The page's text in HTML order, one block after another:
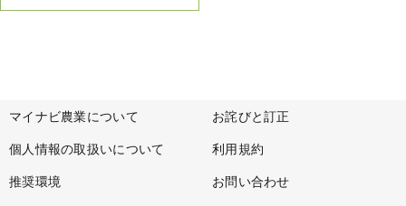
マイナビ農業について お詫びと訂正
個人情報の取扱いについて 利用規約
推奨環境 お問い合わせ